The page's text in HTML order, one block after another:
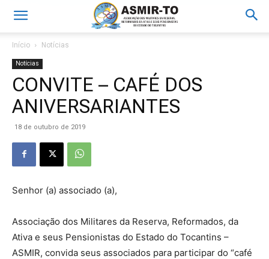
Início Notícias
Notícias
CONVITE – CAFÉ DOS
ANIVERSARIANTES
18 de outubro de 2019
Senhor (a) associado (a),
Associação dos Militares da Reserva, Reformados, da
Ativa e seus Pensionistas do Estado do Tocantins –
ASMIR, convida seus associados para participar do “café